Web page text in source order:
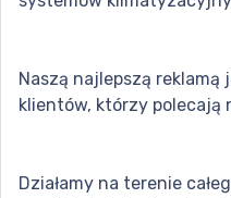
Naszą najlepszą
klientów, którzy polecają
Działamy na terenie